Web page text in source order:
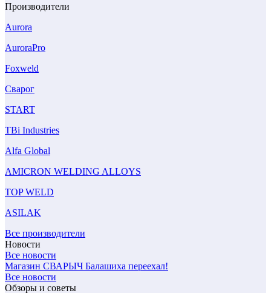
Производители
Aurora
AuroraPro
Foxweld
Сварог
START
TBi Industries
Alfa Global
AMICRON WELDING ALLOYS
TOP WELD
ASILAK
Все производители
Новости
Все новости
Магазин СВАРЫЧ Балашиха переехал!
Все новости
Обзоры и советы